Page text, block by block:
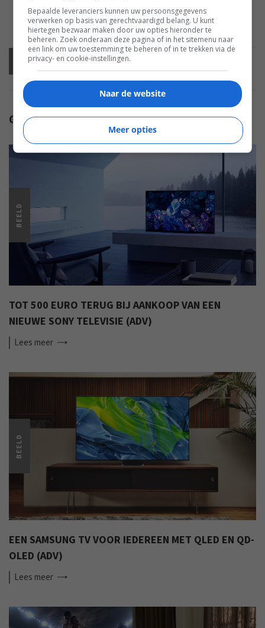
0 REACTIES 877 VIEWS
Vorigeartikel
GERELATEERDE ARTIKELEN
BEELD
TOT 500 EURO TERUG BIJ AANKOOP VAN EEN
NIEUWE SONY TELEVISIE (ADV)
Lees meer
BEELD
EEN SAMSUNG TV VOOR IEDEREEN MET QLED EN QD-
OLED (ADV)
Lees meer
Bepaalde leveranciers kunnen uw persoonsgegevens
verwerken op basis van gerechtvaardigd belang. U kunt
hiertegen bezwaar maken door uw opties hieronder te
beheren. Zoek onderaan deze pagina of in het sitemenu naar
een link om uw toestemming te beheren of in te trekken via de
privacy- en cookie-instellingen.
Naar de website
Meer opties